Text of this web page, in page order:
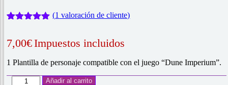
5 en base
valoración
de un
(1 valoración de cliente)
7,00€Impuestos incluidos
1 Plantilla de personaje compatible con el juego “Dune Imperium”.
Plantilla
Añadir al carrito